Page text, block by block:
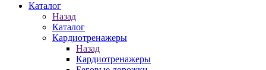
Каталог
Назад
Каталог
Кардиотренажеры
Назад
Кардиотренажеры